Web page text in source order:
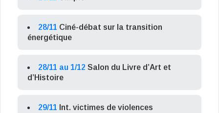
28/11 Ciné-débat sur la transition
énergétique
28/11 au 1/12 Salon du Livre d’Art et
d’Histoire
29/11 Int. victimes de violences